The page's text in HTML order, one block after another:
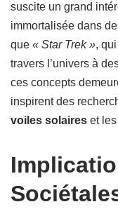
suscite un grand
immortalisée dans
que « Star Trek »,
travers l’univers à
ces concepts
inspirent des
voiles solaires et les